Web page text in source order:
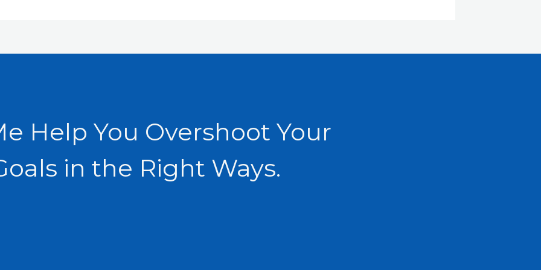
Help You Overshoot Your
in the Right Ways.